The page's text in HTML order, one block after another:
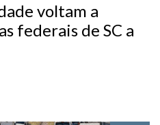
voltam a
federais de SC a